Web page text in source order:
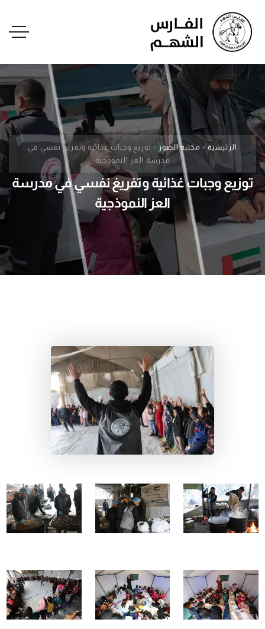
الرئيسية » مكتبة الصور » توزيع وجبات غذائية وتفريغ نفسي في
مدرسة العز النموذجية
توزيع وجبات غذائية وتفريغ نفسي في مدرسة
العز النموذجية